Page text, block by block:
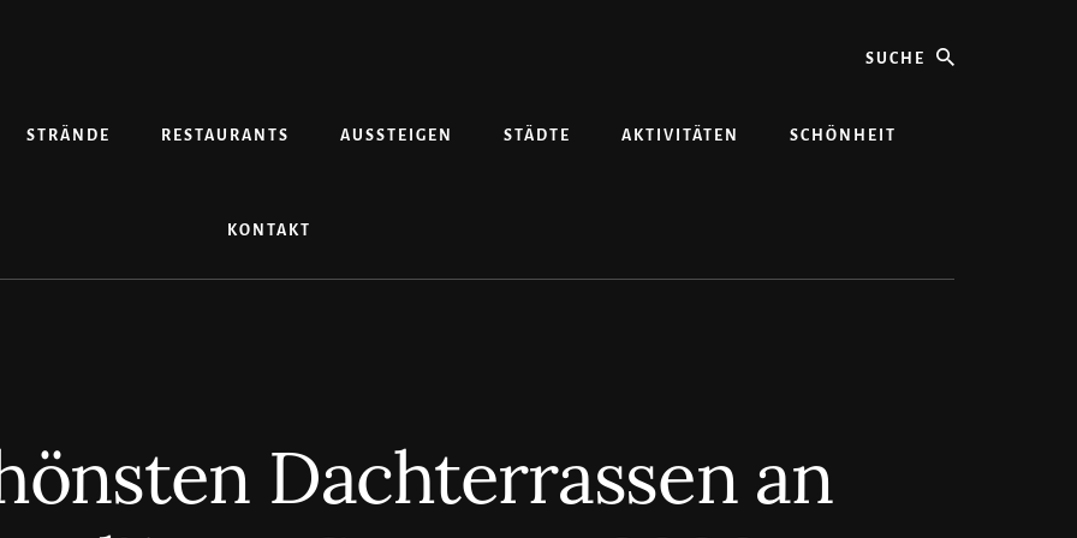
STRÄNDE RESTAURANTS AUSSTEIGEN STÄDTE AKTIVITÄTEN SCHÖNHEIT
KONTAKT
Dachterrassen an